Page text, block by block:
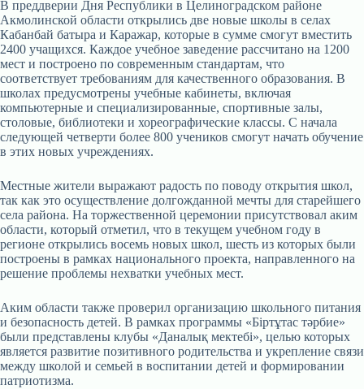
В преддверии Дня Республики в Целиноградском районе
Акмолинской области открылись две новые школы в селах
Кабанбай батыра и Каражар, которые в сумме смогут вместить
2400 учащихся. Каждое учебное заведение рассчитано на 1200
мест и построено по современным стандартам, что
соответствует требованиям для качественного образования. В
школах предусмотрены учебные кабинеты, включая
компьютерные и специализированные, спортивные залы,
столовые, библиотеки и хореографические классы. С начала
следующей четверти более 800 учеников смогут начать обучение
в этих новых учреждениях.
Местные жители выражают радость по поводу открытия школ,
так как это осуществление долгожданной мечты для старейшего
села района. На торжественной церемонии присутствовал аким
области, который отметил, что в текущем учебном году в
регионе открылись восемь новых школ, шесть из которых были
построены в рамках национального проекта, направленного на
решение проблемы нехватки учебных мест.
Аким области также проверил организацию школьного питания
и безопасность детей. В рамках программы «Біртұтас тәрбие»
были представлены клубы «Даналық мектебі», целью которых
является развитие позитивного родительства и укрепление связи
между школой и семьей в воспитании детей и формировании
патриотизма.